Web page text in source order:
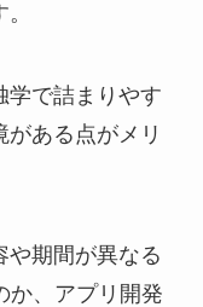
学で詰まりやす
ある点がメリ
や期間が異なる
か、アプリ開発